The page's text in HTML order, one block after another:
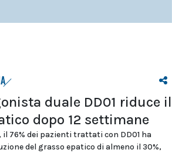
duale DD01 riduce il
dopo 12 settimane
il 76% dei pazienti trattati con DD01 ha
del grasso epatico di almeno il 30%,